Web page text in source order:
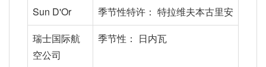
Sun D'Or
季节性特许： 特拉维夫本古里安
瑞士国际航
空公司
季节性： 日内瓦